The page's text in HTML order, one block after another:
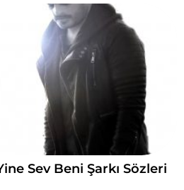
Sev Beni Şarkı Sözleri